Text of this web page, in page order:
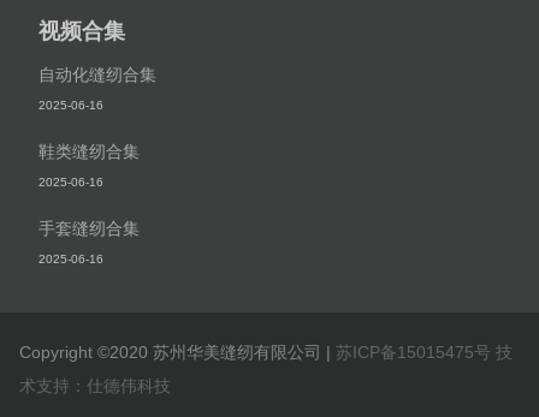
视频合集
自动化缝纫合集
2025-06-16
鞋类缝纫合集
2025-06-16
手套缝纫合集
2025-06-16
Copyright ©2020 苏州华美缝纫有限公司 | 苏ICP备15015475号 技
术支持：仕德伟科技